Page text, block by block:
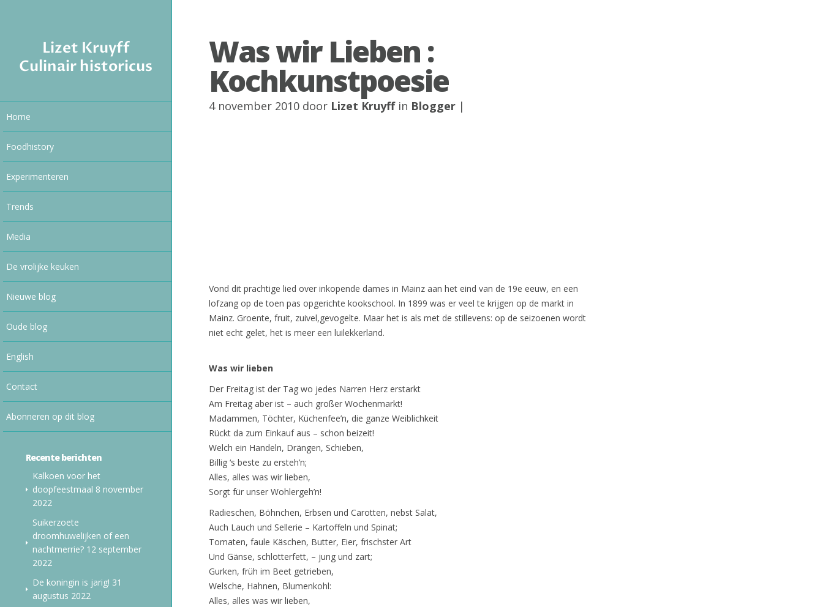
Lizet Kruyff
Culinair historicus
Home
Foodhistory
Experimenteren
Trends
Media
De vrolijke keuken
Nieuwe blog
Oude blog
English
Contact
Abonneren op dit blog
Recente berichten
Kalkoen voor het
doopfeestmaal 8 november
2022
Suikerzoete
droomhuwelijken of een
nachtmerrie? 12 september
2022
De koningin is jarig! 31
augustus 2022
Was wir Lieben :
Kochkunstpoesie
4 november 2010 door Lizet Kruyffin Blogger |
Vond dit prachtige lied over inkopende dames in Mainz aan het eind van de 19e eeuw, en een
lofzang op de toen pas opgerichte kookschool. In 1899 was er veel te krijgen op de markt in
Mainz. Groente, fruit, zuivel,gevogelte. Maar het is als met de stillevens: op de seizoenen wordt
niet echt gelet, het is meer een luilekkerland.
Was wir lieben
Der Freitag ist der Tag wo jedes Narren Herz erstarkt
Am Freitag aber ist – auch großer Wochenmarkt!
Madammen, Töchter, Küchenfee’n, die ganze Weiblichkeit
Rückt da zum Einkauf aus – schon beizeit!
Welch ein Handeln, Drängen, Schieben,
Billig ‘s beste zu ersteh’n;
Alles, alles was wir lieben,
Sorgt für unser Wohlergeh’n!
Radieschen, Böhnchen, Erbsen und Carotten, nebst Salat,
Auch Lauch und Sellerie – Kartoffeln und Spinat;
Tomaten, faule Käschen, Butter, Eier, frischster Art
Und Gänse, schlotterfett, – jung und zart;
Gurken, früh im Beet getrieben,
Welsche, Hahnen, Blumenkohl:
Alles, alles was wir lieben,